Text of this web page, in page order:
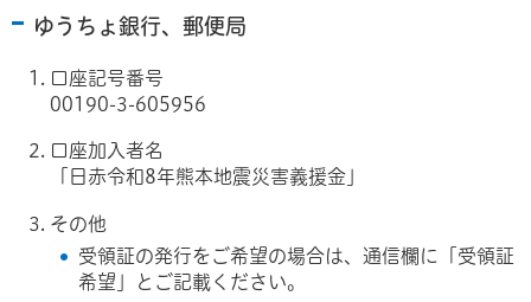
ゆうちょ銀行、郵便局
口座記号番号
00190-3-605956
口座加入者名
「日赤令和8年熊本地震災害義援金」
その他
受領証の発行をご希望の場合は、通信欄に「受領証
希望」とご記載ください。